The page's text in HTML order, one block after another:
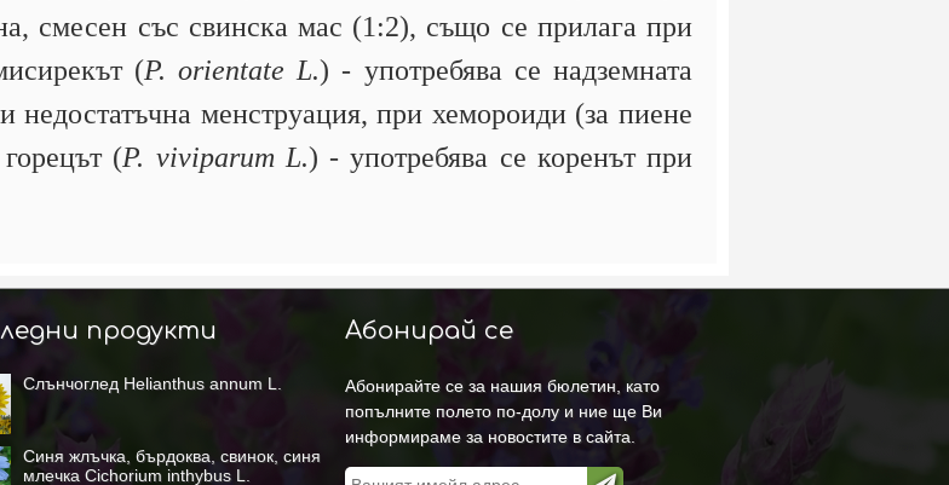
смесен със свинска мас (1:2), също се прилага при
(P. orientate L.) - употребява се надземната
недостатъчна менструация, при хемороиди (за пиене
(P. viviparum L.) - употребява се коренът при
продукти
Слънчоглед Helianthus annum L.
Синя жлъчка, бърдоква, свинок, синя
млечка Cichorium inthybus L.
Абонирай се
Абонирайте се за нашия бюлетин, като
попълните полето по-долу и ние ще Ви
информираме за новостите в сайта.